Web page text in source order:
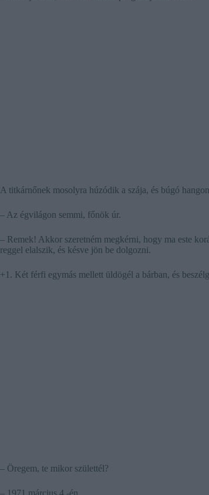
A titkárnőnek mosolyra húzódik a szája, és búgó
– Az égvilágon semmi, főnök úr.
– Remek! Akkor szeretném megkérni, hogy ma este
reggel elalszik, és késve jön be dolgozni.
+1. Két férfi egymás mellett üldögél a bárban, és
– Öregem, te mikor születtél?
– 1971 március 4.-én.